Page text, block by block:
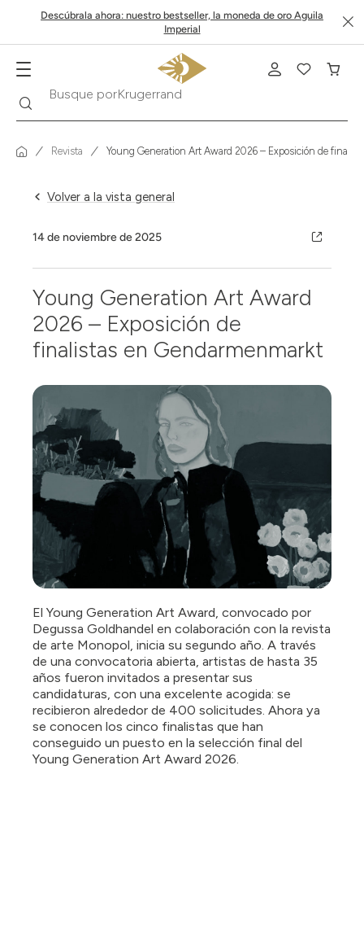
Descúbrala ahora: nuestro bestseller, la moneda de oro Aguila
Imperial
Busque porCajas de seguridad
Revista Young Generation Art Award 2026 – Exposición de
Volver a la vista general
14 de noviembre de 2025
Young Generation Art Award
2026 – Exposición de
finalistas en Gendarmenmarkt
El Young Generation Art Award, convocado por
Degussa Goldhandel en colaboración con la revista
de arte Monopol, inicia su segundo año. A través
de una convocatoria abierta, artistas de hasta 35
años fueron invitados a presentar sus
candidaturas, con una excelente acogida: se
recibieron alrededor de 400 solicitudes. Ahora ya
se conocen los cinco finalistas que han
conseguido un puesto en la selección final del
Young Generation Art Award 2026.